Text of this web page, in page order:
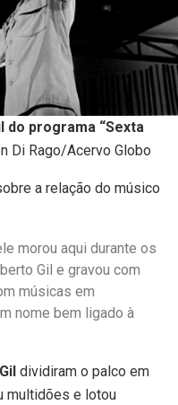
do programa “Sexta
Di Rago/Acervo Globo
a relação do músico
morou aqui durante os
Gil e gravou com
músicas em
nome bem ligado à
dividiram o palco em
multidões e lotou